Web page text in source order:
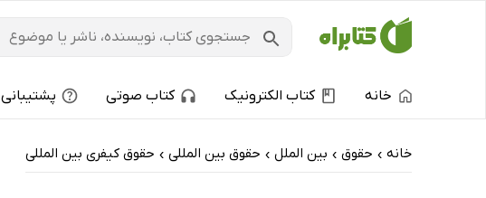
خانه کتاب الکترونیک کتاب صوتی پشتیبانی
خانه › حقوق › بین الملل › حقوق بین المللی › حقوق کیفری بین المللی